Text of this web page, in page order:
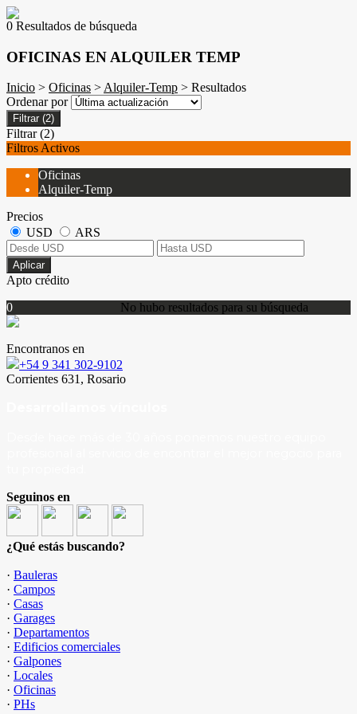
0 Resultados de búsqueda
OFICINAS EN ALQUILER TEMP
Inicio > Oficinas >Alquiler-Temp > Resultados
Ordenar por
Filtrar (2)
Filtrar (2)
Filtros Activos
Oficinas
Alquiler-Temp
Precios
USD
ARS
Aplicar
Apto crédito
No hubo resultados para su búsqueda
0
Encontranos en
+54 9 341 302-9102
Corrientes 631, Rosario
Seguinos en
¿Qué estás buscando?
· Bauleras
· Campos
· Casas
· Garages
· Departamentos
· Edificios comerciales
· Galpones
· Locales
· Oficinas
· PHs